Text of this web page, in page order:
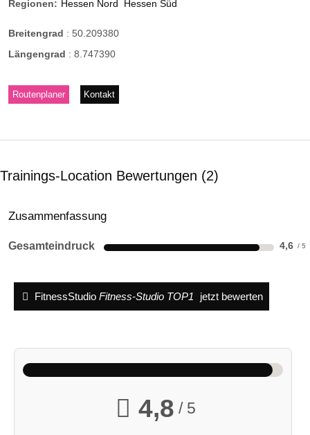
Regionen: Hessen Nord Hessen Süd
Breitengrad : 50.209380
Längengrad : 8.747390
Routenplaner Kontakt
Trainings-Location Bewertungen 2
Zusammenfassung
Gesamteindruck 4,6
FitnessStudio Fitness-Studio TOP1 jetzt bewerten
4,8 / 5